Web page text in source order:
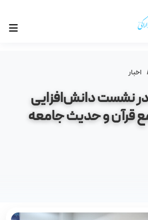
اخبار
در نشست دانش‌افزایی
قرآن و حدیث جامعه‌